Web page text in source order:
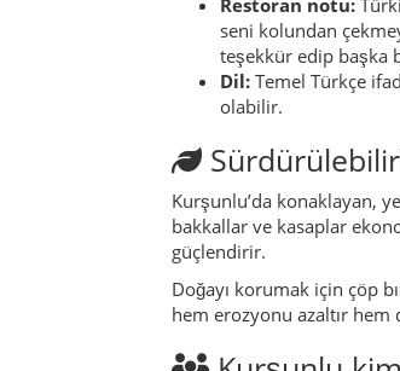
Kurşunlu
Kalabalık turistik
Yürüyüş yapmayı,
Küçük, samimi
Sahillerin ötesine
Yöresel
Kurşunlu mutfağı sade
vazgeçilmezidir.
Çankırı genelinde bilinen
veya patatesli hamur